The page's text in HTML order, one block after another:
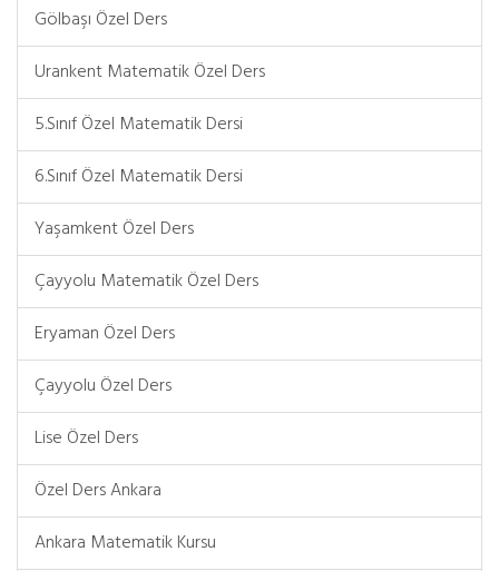
Gölbaşı Özel Ders
Urankent Matematik Özel Ders
5.Sınıf Özel Matematik Dersi
6.Sınıf Özel Matematik Dersi
Yaşamkent Özel Ders
Çayyolu Matematik Özel Ders
Eryaman Özel Ders
Çayyolu Özel Ders
Lise Özel Ders
Özel Ders Ankara
Ankara Matematik Kursu